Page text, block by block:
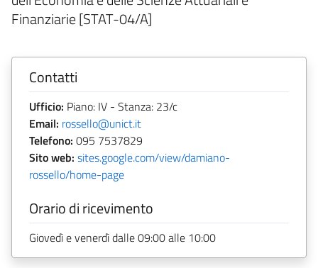
Finanziarie [STAT-04/A]
Contatti
Ufficio: Piano: IV - Stanza: 23/c
Email: rossello@unict.it
Telefono: 095 7537829
Sito web: sites.google.com/view/damiano-
rossello/home-page
Orario di ricevimento
Giovedì e venerdì dalle 09:00 alle 10:00